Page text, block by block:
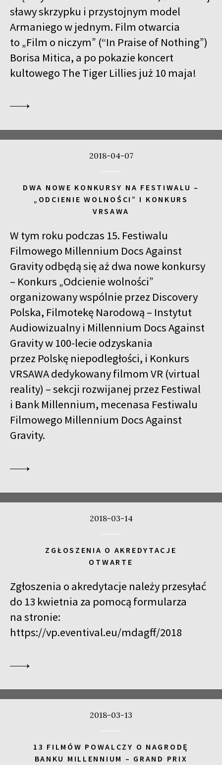
sławy skrzypku i przystojnym model
Armaniego w jednym. Film otwarcia
to „Film o niczym” (“In Praise of Nothing”)
Borisa Mitica, a po pokazie koncert
kultowego The Tiger Lillies już 10 maja!
2018-04-07
DWA NOWE KONKURSY NA FESTIWALU –
„ODCIENIE WOLNOŚCI” I KONKURS
VRSAWA
W tym roku podczas 15. Festiwalu
Filmowego Millennium Docs Against
Gravity odbędą się aż dwa nowe konkursy
– Konkurs „Odcienie wolności”
organizowany wspólnie przez Discovery
Polska, Filmotekę Narodową – Instytut
Audiowizualny i Millennium Docs Against
Gravity w 100-lecie odzyskania
przez Polskę niepodległości, i Konkurs
VRSAWA dedykowany filmom VR (virtual
reality) – sekcji rozwijanej przez Festiwal
i Bank Millennium, mecenasa Festiwalu
Filmowego Millennium Docs Against
Gravity.
2018-03-14
ZGŁOSZENIA O AKREDYTACJE
OTWARTE
Zgłoszenia o akredytacje należy przesyłać
do 13 kwietnia za pomocą formularza
na stronie:
https://vp.eventival.eu/mdagff/2018
2018-03-13
13 FILMÓW POWALCZY O NAGRODĘ
BANKU MILLENNIUM – GRAND PRIX